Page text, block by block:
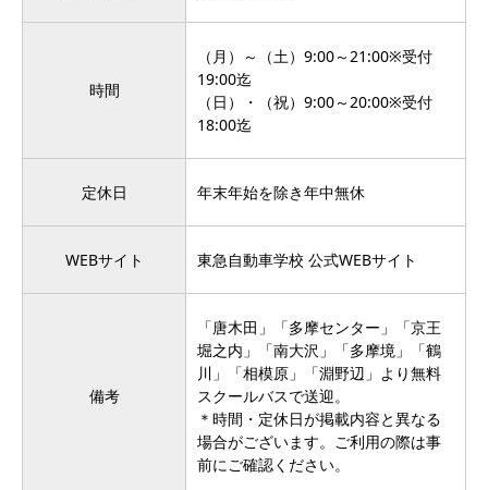
時間
（月）～（土）9:00～21:00※受付
19:00迄
（日）・（祝）9:00～20:00※受付
18:00迄
定休日 年末年始を除き年中無休
WEBサイト 東急自動車学校 公式WEBサイト
備考
「唐木田」「多摩センター」「京王
堀之内」「南大沢」「多摩境」「鶴
川」「相模原」「淵野辺」より無料
スクールバスで送迎。
＊時間・定休日が掲載内容と異なる
場合がございます。ご利用の際は事
前にご確認ください。